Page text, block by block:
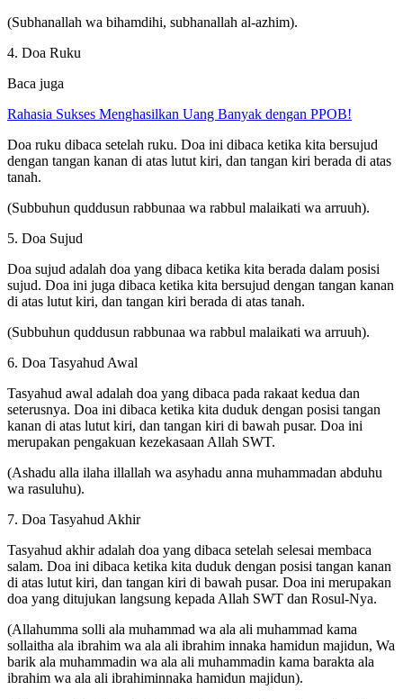
(Subhanallah wa bihamdihi, subhanallah al-azhim).
4. Doa Ruku
Baca juga
Rahasia Sukses Menghasilkan Uang Banyak dengan PPOB!
Doa ruku dibaca setelah ruku. Doa ini dibaca ketika kita bersujud
dengan tangan kanan di atas lutut kiri, dan tangan kiri berada di atas
tanah.
(Subbuhun quddusun rabbunaa wa rabbul malaikati wa arruuh).
5. Doa Sujud
Doa sujud adalah doa yang dibaca ketika kita berada dalam posisi
sujud. Doa ini juga dibaca ketika kita bersujud dengan tangan kanan
di atas lutut kiri, dan tangan kiri berada di atas tanah.
(Subbuhun quddusun rabbunaa wa rabbul malaikati wa arruuh).
6. Doa Tasyahud Awal
Tasyahud awal adalah doa yang dibaca pada rakaat kedua dan
seterusnya. Doa ini dibaca ketika kita duduk dengan posisi tangan
kanan di atas lutut kiri, dan tangan kiri di bawah pusar. Doa ini
merupakan pengakuan kezekasaan Allah SWT.
(Ashadu alla ilaha illallah wa asyhadu anna muhammadan abduhu
wa rasuluhu).
7. Doa Tasyahud Akhir
Tasyahud akhir adalah doa yang dibaca setelah selesai membaca
salam. Doa ini dibaca ketika kita duduk dengan posisi tangan kanan
di atas lutut kiri, dan tangan kiri di bawah pusar. Doa ini merupakan
doa yang ditujukan langsung kepada Allah SWT dan Rosul-Nya.
(Allahumma solli ala muhammad wa ala ali muhammad kama
sollaitha ala ibrahim wa ala ali ibrahim innaka hamidun majidun, Wa
barik ala muhammadin wa ala ali muhammadin kama barakta ala
ibrahim wa ala ali ibrahiminnaka hamidun majidun).